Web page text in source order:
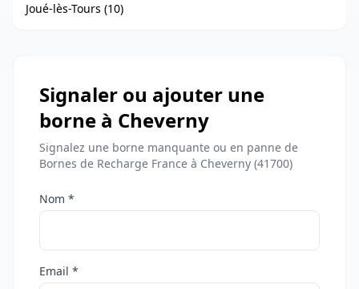
Joué-lès-Tours (10)
Signaler ou ajouter une
borne à Cheverny
Signalez une borne manquante ou en panne de
Bornes de Recharge France à Cheverny (41700)
Nom *
Email *